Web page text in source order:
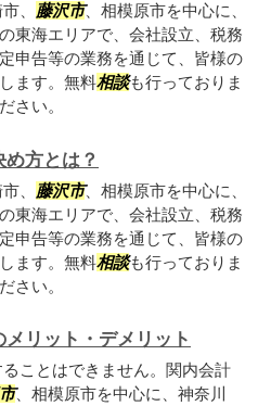
、 藤沢市、相模原市を中心に、
東海エリアで、会社設立、税務
申告等の業務を通じて、皆様の
ます。無料相談も行っておりま
さい。
方とは？
、 藤沢市、相模原市を中心に、
東海エリアで、会社設立、税務
申告等の業務を通じて、皆様の
ます。無料相談も行っておりま
さい。
リット・デメリット
ことはできません。関内会計
、相模原市を中心に、神奈川